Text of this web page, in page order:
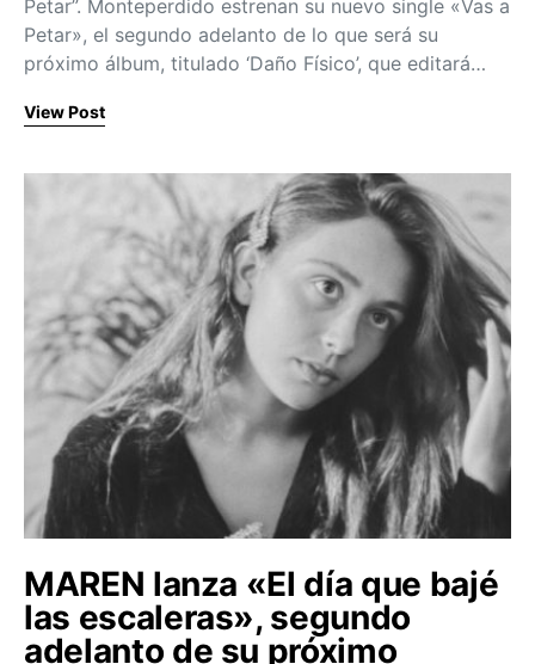
Petar”. Monteperdido estrenan su nuevo single «Vas a
Petar», el segundo adelanto de lo que será su
próximo álbum, titulado ‘Daño Físico’, que editará…
View Post
MAREN lanza «El día que bajé
las escaleras», segundo
adelanto de su próximo